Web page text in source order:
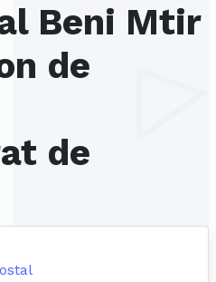
Beni Mtir
de
de